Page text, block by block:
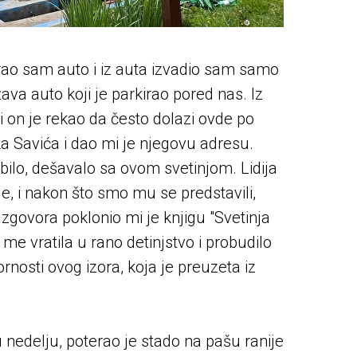
sam auto i iz auta izvadio sam samo
auto koji je parkirao pored nas. Iz
je rekao da često dolazi ovde po
Savića i dao mi je njegovu adresu.
dešavalo sa ovom svetinjom. Lidija
i nakon što smo mu se predstavili,
poklonio mi je knjigu "Svetinja
vratila u rano detinjstvo i probudilo
ovog izora, koja je preuzeta iz
poterao je stado na pašu ranije